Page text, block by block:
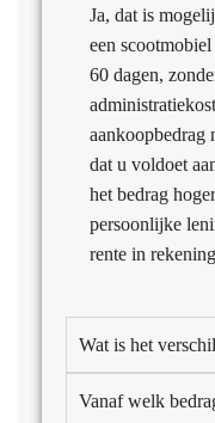
Ja, dat is
een
60 dagen,
aankoopbedrag
dat u voldoet
het bedrag
persoonlijke
rente in
Wat is het
Vanaf welk